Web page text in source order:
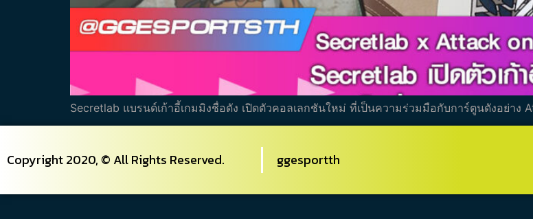
Secretlab แบรนด์เก้าอี้เกมมิงชื่อดัง เปิดตัวคอลเลกชันใหม่ ที่เป็นความร่วมมือกับการ์ตูนดังอย่า
Copyright 2020, © All Rights Reserved. ggesportth